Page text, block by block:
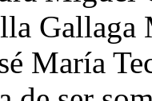
Gallaga
María